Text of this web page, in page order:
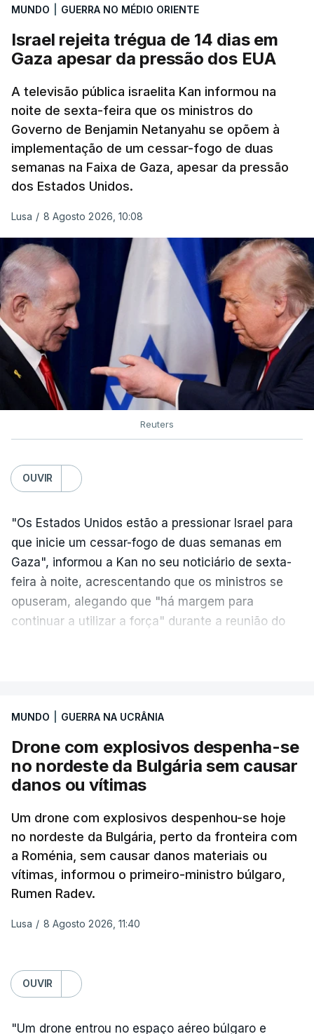
MUNDO GUERRA NO MÉDIO ORIENTE
Israel rejeita trégua de 14 dias em
Gaza apesar da pressão dos EUA
A televisão pública israelita Kan informou na
noite de sexta-feira que os ministros do
Governo de Benjamin Netanyahu se opõem à
implementação de um cessar-fogo de duas
semanas na Faixa de Gaza, apesar da pressão
dos Estados Unidos.
Lusa / 8 Agosto 2026, 10:08
Reuters
OUVIR
"Os Estados Unidos estão a pressionar Israel para
que inicie um cessar-fogo de duas semanas em
Gaza", informou a Kan no seu noticiário de sexta-
feira à noite, acrescentando que os ministros se
opuseram, alegando que "há margem para
continuar a utilizar a força" durante a reunião do
aplicação do plano de desarmamento do Hamas.
Além disso, o correspondente do canal de
televisão israelita i24News, que também teve
acesso às deliberações do Gabinete, recordou na
autorização formal de Israel para a entrada em
Gaza da Força Internacional de Estabilização, um
contingente multinacional proposto no âmbito do
Conselho da Paz promovido por Trump.
Meios de comunicação social israelitas
Netanyahu exigiu durante a sessão de quinta-feira
a retoma dos ataques aéreos em Gaza,
MUNDO GUERRA NA UCRÂNIA
Drone com explosivos despenha-se
no nordeste da Bulgária sem causar
danos ou vítimas
Um drone com explosivos despenhou-se hoje
no nordeste da Bulgária, perto da fronteira com
a Roménia, sem causar danos materiais ou
vítimas, informou o primeiro-ministro búlgaro,
Rumen Radev.
Lusa / 8 Agosto 2026, 11:40
OUVIR
"Um drone entrou no espaço aéreo búlgaro e